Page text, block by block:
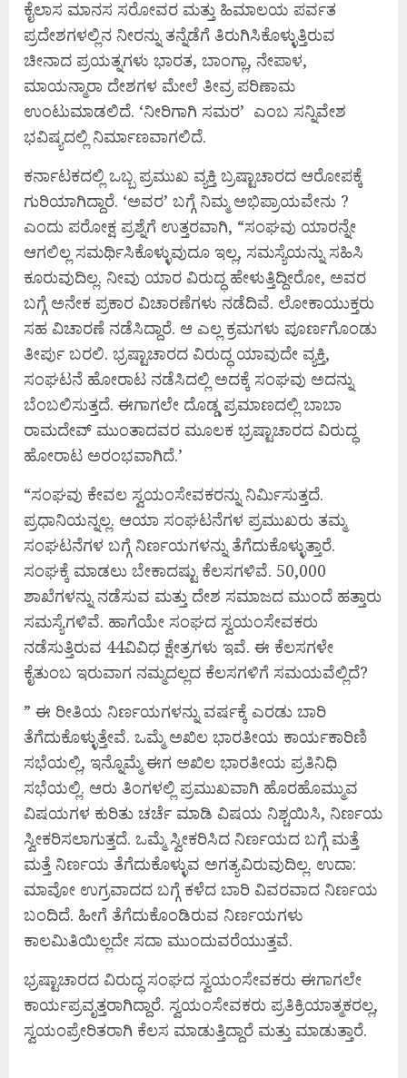
ಕೈಲಾಸ ಮಾನಸ ಸರೋವರ ಮತ್ತು ಹಿಮಾಲಯ ಪರ್ವತ
ಪ್ರದೇಶಗಳಲ್ಲಿನ ನೀರನ್ನು ತನ್ನೆಡೆಗೆ ತಿರುಗಿಸಿಕೊಳ್ಳುತ್ತಿರುವ
ಚೀನಾದ ಪ್ರಯತ್ನಗಳು ಭಾರತ, ಬಾಂಗ್ಲಾ, ನೇಪಾಳ,
ಮಾಯನ್ಮಾರಾ ದೇಶಗಳ ಮೇಲೆ ತೀವ್ರ ಪರಿಣಾಮ
ಉಂಟುಮಾಡಲಿದೆ. ‘ನೀರಿಗಾಗಿ ಸಮರ’ ಎಂಬ ಸನ್ನಿವೇಶ
ಭವಿಷ್ಯದಲ್ಲಿ ನಿರ್ಮಾಣವಾಗಲಿದೆ.
ಕರ್ನಾಟಕದಲ್ಲಿ ಒಬ್ಬ ಪ್ರಮುಖ ವ್ಯಕ್ತಿ ಬ್ರಷ್ಟಾಚಾರದ ಆರೋಪಕ್ಕೆ
ಗುರಿಯಾಗಿದ್ದಾರೆ. ‘ಅವರ’ ಬಗ್ಗೆ ನಿಮ್ಮ ಅಭಿಪ್ರಾಯವೇನು ?
ಎಂದು ಪರೋಕ್ಷ ಪ್ರಶ್ನೆಗೆ ಉತ್ತರವಾಗಿ, “ಸಂಘವು ಯಾರನ್ನೇ
ಆಗಲಿಲ್ಲ ಸಮರ್ಥಿಸಿಕೊಳ್ಳುವುದೂ ಇಲ್ಲ, ಸಮಸ್ಯೆಯನ್ನು ಸಹಿಸಿ
ಕೂರುವುದಿಲ್ಲ. ನೀವು ಯಾರ ವಿರುದ್ಧ ಹೇಳುತ್ತಿದ್ದೀರೋ, ಅವರ
ಬಗ್ಗೆ ಅನೇಕ ಪ್ರಕಾರ ವಿಚಾರಣೆಗಳು ನಡೆದಿವೆ. ಲೋಕಾಯುಕ್ತರು
ಸಹ ವಿಚಾರಣೆ ನಡೆಸಿದ್ದಾರೆ. ಆ ಎಲ್ಲ ಕ್ರಮಗಳು ಪೂರ್ಣಗೊಂಡು
ತೀರ್ಪು ಬರಲಿ. ಭ್ರಷ್ಟಾಚಾರದ ವಿರುದ್ಧ ಯಾವುದೇ ವ್ಯಕ್ತಿ,
ಸಂಘಟನೆ ಹೋರಾಟ ನಡೆಸಿದಲ್ಲಿ ಅದಕ್ಕೆ ಸಂಘವು ಅದನ್ನು
ಬೆಂಬಲಿಸುತ್ತದೆ. ಈಗಾಗಲೇ ದೊಡ್ಡ ಪ್ರಮಾಣದಲ್ಲಿ ಬಾಬಾ
ರಾಮದೇವ್ ಮುಂತಾದವರ ಮೂಲಕ ಭ್ರಷ್ಟಾಚಾರದ ವಿರುದ್ಧ
ಹೋರಾಟ ಅರಂಭವಾಗಿದೆ.’
“ಸಂಘವು ಕೇವಲ ಸ್ವಯಂಸೇವಕರನ್ನು ನಿರ್ಮಿಸುತ್ತದೆ.
ಪ್ರಧಾನಿಯನ್ನಲ್ಲ. ಆಯಾ ಸಂಘಟನೆಗಳ ಪ್ರಮುಖರು ತಮ್ಮ
ಸಂಘಟನೆಗಳ ಬಗ್ಗೆ ನಿರ್ಣಯಗಳನ್ನು ತೆಗೆದುಕೊಳ್ಳುತ್ತಾರೆ.
ಸಂಘಕ್ಕೆ ಮಾಡಲು ಬೇಕಾದಷ್ಟು ಕೆಲಸಗಳಿವೆ. 50,000
ಶಾಖೆಗಳನ್ನು ನಡೆಸುವ ಮತ್ತು ದೇಶ ಸಮಾಜದ ಮುಂದೆ ಹತ್ತಾರು
ಸಮಸ್ಯೆಗಳಿವೆ. ಹಾಗೆಯೇ ಸಂಘದ ಸ್ವಯಂಸೇವಕರು
ನಡೆಸುತ್ತಿರುವ 44ವಿವಿಧ ಕ್ಷೇತ್ರಗಳು ಇವೆ. ಈ ಕೆಲಸಗಳೇ
ಕೈತುಂಬ ಇರುವಾಗ ನಮ್ಮದಲ್ಲದ ಕೆಲಸಗಳಿಗೆ ಸಮಯವೆಲ್ಲಿದೆ?
” ಈ ರೀತಿಯ ನಿರ್ಣಯಗಳನ್ನು ವರ್ಷಕ್ಕೆ ಎರಡು ಬಾರಿ
ತೆಗೆದುಕೊಳ್ಳುತ್ತೇವೆ. ಒಮ್ಮೆ ಅಖಿಲ ಭಾರತೀಯ ಕಾರ್ಯಕಾರಿಣಿ
ಸಭೆಯಲ್ಲಿ, ಇನ್ನೊಮ್ಮೆ ಈಗ ಅಖಿಲ ಭಾರತೀಯ ಪ್ರತಿನಿಧಿ
ಸಭೆಯಲ್ಲಿ. ಆರು ತಿಂಗಳಲ್ಲಿ ಪ್ರಮುಖವಾಗಿ ಹೊರಹೊಮ್ಮುವ
ವಿಷಯಗಳ ಕುರಿತು ಚರ್ಚೆ ಮಾಡಿ ವಿಷಯ ನಿಶ್ಚಯಿಸಿ, ನಿರ್ಣಯ
ಸ್ವೀಕರಿಸಲಾಗುತ್ತದೆ. ಒಮ್ಮೆ ಸ್ವೀಕರಿಸಿದ ನಿರ್ಣಯದ ಬಗ್ಗೆ ಮತ್ತೆ
ಮತ್ತೆ ನಿರ್ಣಯ ತೆಗೆದುಕೊಳ್ಳುವ ಅಗತ್ಯವಿರುವುದಿಲ್ಲ. ಉದಾ:
ಮಾವೋ ಉಗ್ರವಾದದ ಬಗ್ಗೆ ಕಳೆದ ಬಾರಿ ವಿವರವಾದ ನಿರ್ಣಯ
ಬಂದಿದೆ. ಹೀಗೆ ತೆಗೆದುಕೊಂಡಿರುವ ನಿರ್ಣಯಗಳು
ಕಾಲಮಿತಿಯಿಲ್ಲದೇ ಸದಾ ಮುಂದುವರೆಯುತ್ತವೆ.
ಭ್ರಷ್ಟಾಚಾರದ ವಿರುದ್ಧ ಸಂಘದ ಸ್ವಯಂಸೇವಕರು ಈಗಾಗಲೇ
ಕಾರ್ಯಪ್ರವೃತ್ತರಾಗಿದ್ದಾರೆ. ಸ್ವಯಂಸೇವಕರು ಪ್ರತಿಕ್ರಿಯಾತ್ಮಕರಲ್ಲ,
ಸ್ವಯಂಪ್ರೇರಿತರಾಗಿ ಕೆಲಸ ಮಾಡುತ್ತಿದ್ದಾರೆ ಮತ್ತು ಮಾಡುತ್ತಾರೆ.